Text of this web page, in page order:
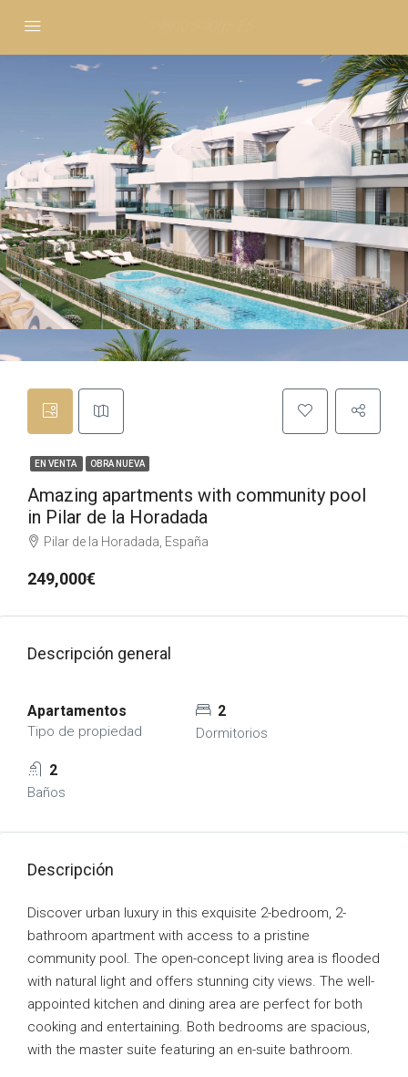
EN VENTA OBRA NUEVA
Amazing apartments with community pool
in Pilar de la Horadada
Pilar de la Horadada, España
249,000€
Descripción general
Apartamentos
Tipo de propiedad
2
Dormitorios
2
Baños
Descripción
Discover urban luxury in this exquisite 2-bedroom, 2-
bathroom apartment with access to a pristine
community pool. The open-concept living area is flooded
with natural light and offers stunning city views. The well-
appointed kitchen and dining area are perfect for both
cooking and entertaining. Both bedrooms are spacious,
with the master suite featuring an en-suite bathroom.